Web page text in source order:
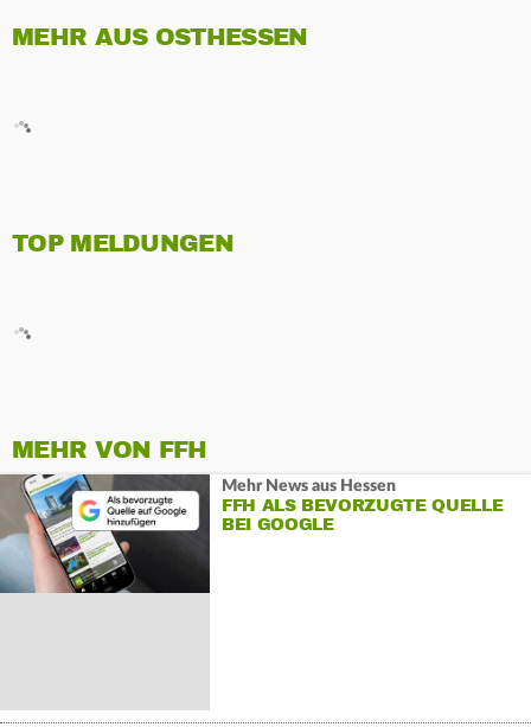
MEHR AUS OSTHESSEN
TOP MELDUNGEN
MEHR VON FFH
Mehr News aus Hessen
FFH ALS BEVORZUGTE QUELLE
BEI GOOGLE